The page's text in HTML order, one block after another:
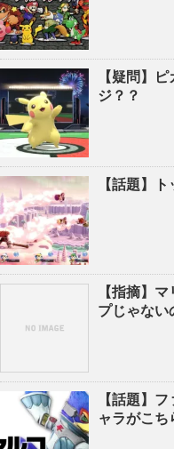
【疑問】
ジ？？
【話題】
【指摘】
プじゃない
【話題】
ャラがこち